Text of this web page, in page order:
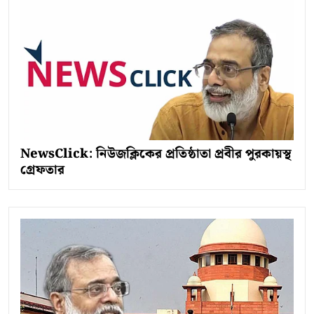
NewsClick: নিউজক্লিকের প্রতিষ্ঠাতা প্রবীর পুরকায়স্থ
গ্রেফতার